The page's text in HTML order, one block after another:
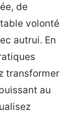
de
volonté
autrui. En
transformer
au